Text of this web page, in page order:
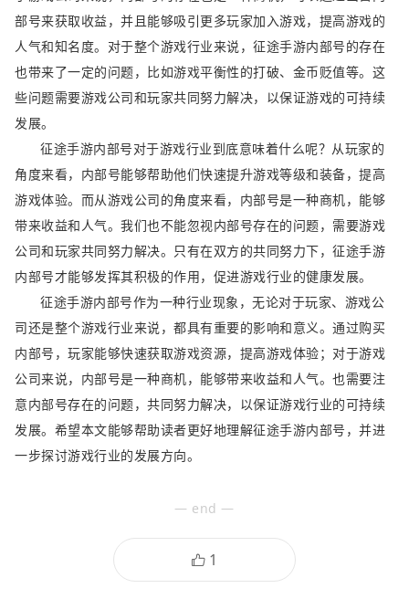
部号来获取收益，并且能够吸引更多玩家加入游戏，提高游戏的
人气和知名度。对于整个游戏行业来说，征途手游内部号的存在
也带来了一定的问题，比如游戏平衡性的打破、金币贬值等。这
些问题需要游戏公司和玩家共同努力解决，以保证游戏的可持续
发展。
征途手游内部号对于游戏行业到底意味着什么呢？从玩家的
角度来看，内部号能够帮助他们快速提升游戏等级和装备，提高
游戏体验。而从游戏公司的角度来看，内部号是一种商机，能够
带来收益和人气。我们也不能忽视内部号存在的问题，需要游戏
公司和玩家共同努力解决。只有在双方的共同努力下，征途手游
内部号才能够发挥其积极的作用，促进游戏行业的健康发展。
征途手游内部号作为一种行业现象，无论对于玩家、游戏公
司还是整个游戏行业来说，都具有重要的影响和意义。通过购买
内部号，玩家能够快速获取游戏资源，提高游戏体验；对于游戏
公司来说，内部号是一种商机，能够带来收益和人气。也需要注
意内部号存在的问题，共同努力解决，以保证游戏行业的可持续
发展。希望本文能够帮助读者更好地理解征途手游内部号，并进
一步探讨游戏行业的发展方向。
— end —